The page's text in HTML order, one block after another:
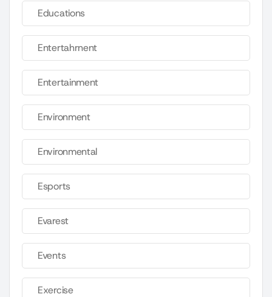
Educations
Entertahrnent
Entertainment
Environment
Environmental
Esports
Evarest
Events
Exercise